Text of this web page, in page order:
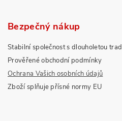
Bezpečný nákup
Stabilní společnost s dlouholetou
Prověřené obchodní podmínky
Ochrana Vašich osobních údajů
Zboží splňuje přísné normy EU